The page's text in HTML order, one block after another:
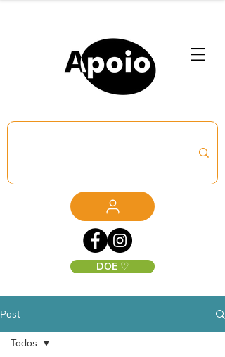
DOE ♡
Post
Todos